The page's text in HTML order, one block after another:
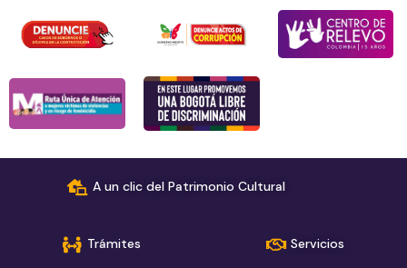
A un clic del Patrimonio Cultural
Trámites Servicios